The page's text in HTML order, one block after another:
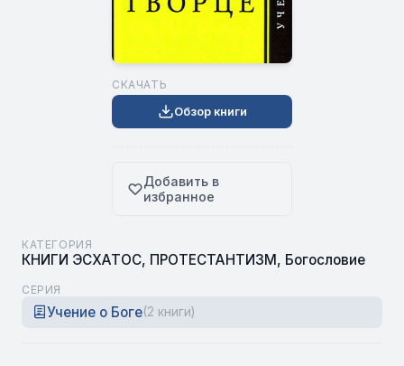
СКАЧАТЬ
Обзор книги
Добавить в
избранное
КАТЕГОРИЯ
КНИГИ ЭСХАТОС, ПРОТЕСТАНТИЗМ, Богословие
СЕРИЯ
Учение о Боге(2 книги)